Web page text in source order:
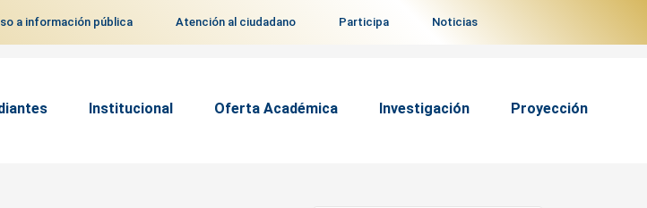
a información pública Atención al ciudadano Participa Noticias
Institucional Oferta Académica Investigación Proyección